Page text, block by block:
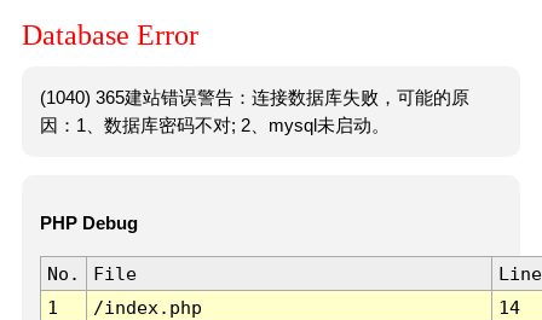
Database Error
(1040) 365建站错误警告：连接数据库失败，可能的原
因：1、数据库密码不对; 2、mysql未启动。
PHP Debug
No. File
Line
1
/index.php 14